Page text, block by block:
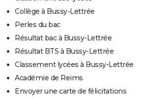
Collège à Bussy-Lettrée
Perles du bac
Résultat bac à Bussy-Lettrée
Résultat BTS à Bussy-Lettrée
Classement lycées à Bussy-Lettrée
Académie de Reims
Envoyer une carte de félicitations